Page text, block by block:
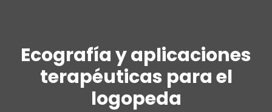
Ecografía y aplicaciones
terapéuticas para el
logopeda